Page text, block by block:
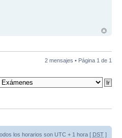
2 mensajes • Página 1 de 1
los horarios son UTC + 1 hora [ DST ]